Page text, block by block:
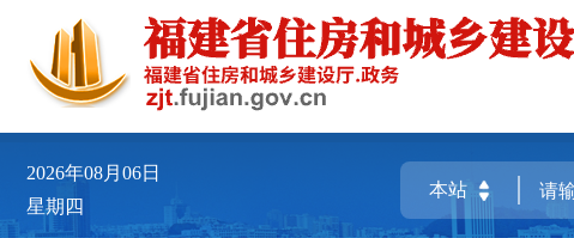
2026年08月06日
星期四